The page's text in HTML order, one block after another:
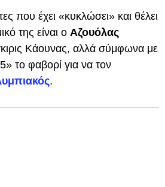
που έχει «κυκλώσει» και θέλει
της είναι ο Αζουόλας
Κάουνας, αλλά σύμφωνα με
το φαβορί για να τον
.